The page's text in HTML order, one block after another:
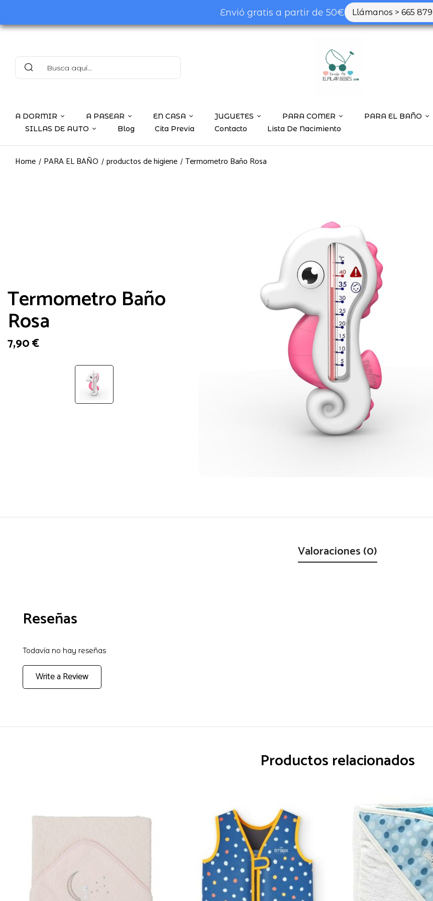
Envió gratis a partir de 50€ Llámanos > 665
A DORMIR A PASEAR EN CASA JUGUETES PARA COMER PARA EL BAÑO
SILLAS DE AUTO
Blog Cita Previa Contacto Lista De Nacimiento
Home PARA EL BAÑO productos de higiene Termometro Baño Rosa
Termometro Baño
Rosa
7,90€
Valoraciones (0)
Reseñas
Todavía no hay reseñas
Write a Review
marcados con
Guarda mi nombre,
vez que comente.
Productos relacionados